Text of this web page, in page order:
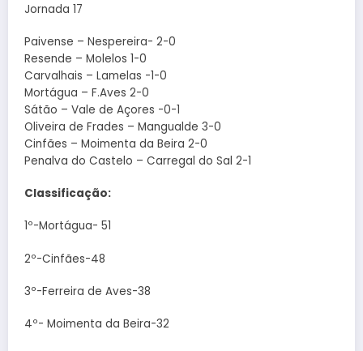
Jornada 17
Paivense – Nespereira- 2-0
Resende – Molelos 1-0
Carvalhais – Lamelas -1-0
Mortágua – F.Aves 2-0
Sátão – Vale de Açores -0-1
Oliveira de Frades – Mangualde 3-0
Cinfães – Moimenta da Beira 2-0
Penalva do Castelo – Carregal do Sal 2-1
Classificação:
1º-Mortágua- 51
2º-Cinfães-48
3º-Ferreira de Aves-38
4º- Moimenta da Beira-32